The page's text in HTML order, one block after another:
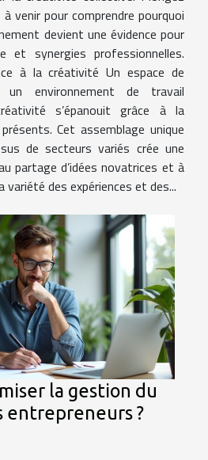
venir pour comprendre pourquoi
devient une évidence pour
et synergies professionnelles.
à la créativité Un espace de
un environnement de travail
s’épanouit grâce à la
Cet assemblage unique
de secteurs variés crée une
partage d’idées novatrices et à
variété des expériences et des...
la gestion du
entrepreneurs ?